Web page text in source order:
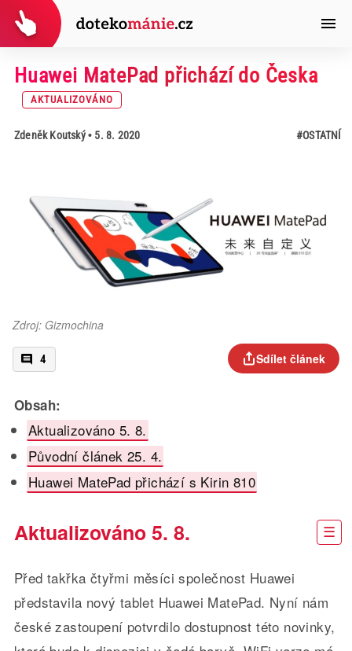
Huawei MatePad přichází do Česka
AKTUALIZOVÁNO
Zdeněk Koutský• 5. 8. 2020 #OSTATNÍ
Zdroj: Gizmochina
4 Sdílet článek
Obsah:
Aktualizováno 5. 8.
Původní článek 25. 4.
Huawei MatePad přichází s Kirin 810
Aktualizováno 5. 8.
Před takřka čtyřmi měsíci společnost Huawei
představila nový tablet Huawei MatePad. Nyní nám
české zastoupení potvrdilo dostupnost této novinky,